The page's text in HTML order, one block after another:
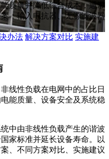
质量并降低综合成本，通常
：输入电抗器、无源滤波器
办法 解决方案对比 实施建
线性负载在电网中的占比日
能质量、设备安全及系统稳
中由非线性负载产生的谐波
家标准并延长设备寿命。以
、不同方案对比、实施建议